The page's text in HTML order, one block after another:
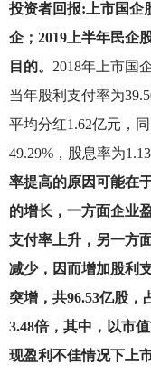
投资者回报:上市国企
企；2019上半年民企
目的。 2018年上市国
当年股利支付率为
平均分红1.62亿元，
49.29%，股息率为
率提高的原因可能在
的增长，一方面企业
支付率上升，另一方
减少，因而增加股利
突增，共96.53亿股，
3.48倍，其中，以市
现盈利不佳情况下上